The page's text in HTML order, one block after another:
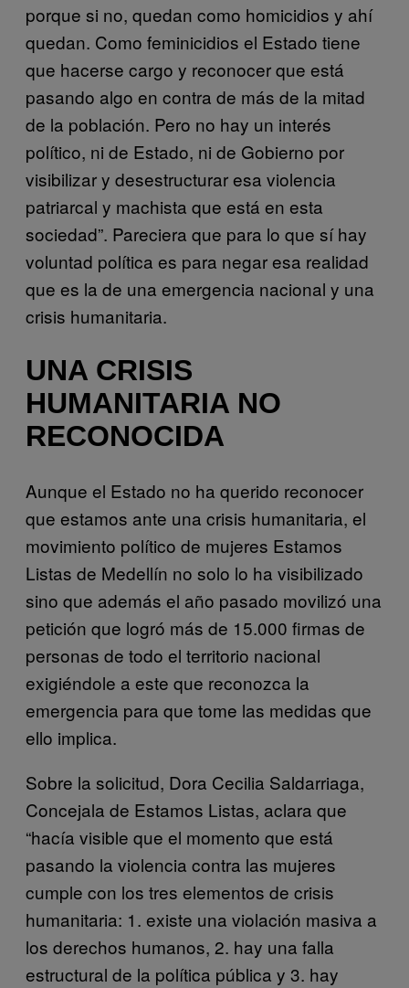
porque si no, quedan como homicidios y ahí
quedan. Como feminicidios el Estado tiene
que hacerse cargo y reconocer que está
pasando algo en contra de más de la mitad
de la población. Pero no hay un interés
político, ni de Estado, ni de Gobierno por
visibilizar y desestructurar esa violencia
patriarcal y machista que está en esta
sociedad”. Pareciera que para lo que sí hay
voluntad política es para negar esa realidad
que es la de una emergencia nacional y una
crisis humanitaria.
UNA CRISIS
HUMANITARIA NO
RECONOCIDA
Aunque el Estado no ha querido reconocer
que estamos ante una crisis humanitaria, el
movimiento político de mujeres Estamos
Listas de Medellín no solo lo ha visibilizado
sino que además el año pasado movilizó una
petición que logró más de 15.000 firmas de
personas de todo el territorio nacional
exigiéndole a este que reconozca la
emergencia para que tome las medidas que
ello implica.
Sobre la solicitud, Dora Cecilia Saldarriaga,
Concejala de Estamos Listas, aclara que
“hacía visible que el momento que está
pasando la violencia contra las mujeres
cumple con los tres elementos de crisis
humanitaria: 1. existe una violación masiva a
los derechos humanos, 2. hay una falla
estructural de la política pública y 3. hay